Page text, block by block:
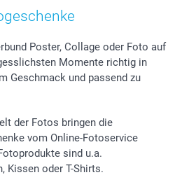
Poster, Collage oder Foto auf
Momente richtig in
Geschmack und passend zu
der Fotos bringen die
vom Online-Fotoservice
sind u.a.
Kissen oder T-Shirts.